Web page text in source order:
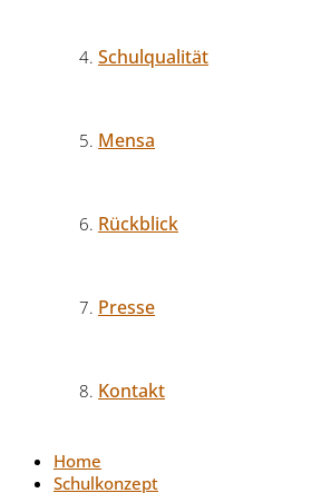
Schulqualität
Mensa
Rückblick
Presse
Kontakt
Home
Schulkonzept